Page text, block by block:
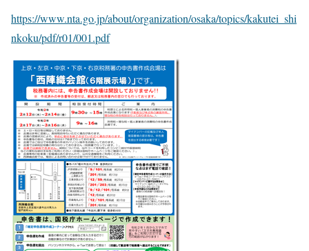
https://www.nta.go.jp/about/organization/osaka/topics/kakutei_shi
nkoku/pdf/r01/001.pdf